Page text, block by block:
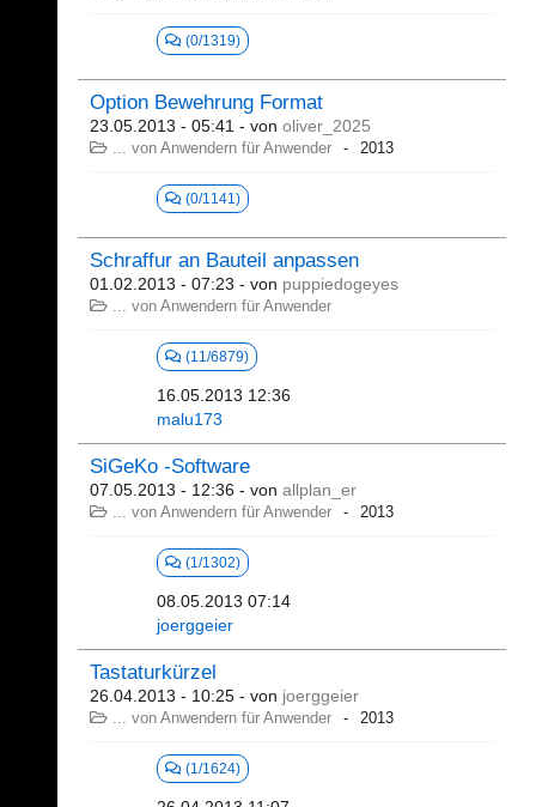
(0/1319)
Option Bewehrung Format
23.05.2013 - 05:41 - von oliver_2025
... von Anwendern für Anwender 2013
(0/1141)
Schraffur an Bauteil anpassen
01.02.2013 - 07:23 - von puppiedogeyes
... von Anwendern für Anwender
(11/6879)
16.05.2013 12:36
malu173
SiGeKo -Software
07.05.2013 - 12:36 - von allplan_er
... von Anwendern für Anwender 2013
(1/1302)
08.05.2013 07:14
joerggeier
Tastaturkürzel
26.04.2013 - 10:25 - von joerggeier
... von Anwendern für Anwender 2013
(1/1624)